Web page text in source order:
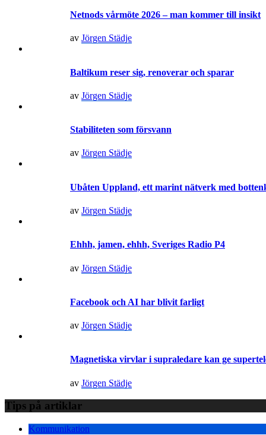
Netnods vårmöte 2026 – man kommer till insikt
av Jörgen Städje
Baltikum reser sig, renoverar och sparar
av Jörgen Städje
Stabiliteten som försvann
av Jörgen Städje
Ubåten Uppland, ett marint nätverk med
av Jörgen Städje
Ehhh, jamen, ehhh, Sveriges Radio P4
av Jörgen Städje
Facebook och AI har blivit farligt
av Jörgen Städje
Magnetiska virvlar i supraledare kan ge
av Jörgen Städje
Tips på artiklar
Kommunikation